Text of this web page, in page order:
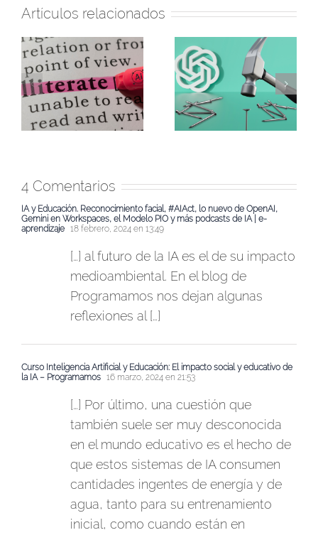
Artículos relacionados
ChatGPT para evaluar
el trabajo del
alumnado: ¿seguro
que es buena idea?
Con la IA generativa, la
fiebre del oro llegó a
la educación española
4 Comentarios
IA y Educación. Reconocimiento facial, #AIAct, lo nuevo de OpenAI,
Gemini en Workspaces, el Modelo PIO y más podcasts de IA | e-
aprendizaje 18 febrero, 2024 en 13:49
[…] al futuro de la IA es el de su impacto
medioambiental. En el blog de
Programamos nos dejan algunas
reflexiones al […]
Curso Inteligencia Artificial y Educación: El impacto social y educativo de
la IA – Programamos 16 marzo, 2024 en 21:53
[…] Por último, una cuestión que
también suele ser muy desconocida
en el mundo educativo es el hecho de
que estos sistemas de IA consumen
cantidades ingentes de energía y de
agua, tanto para su entrenamiento
inicial, como cuando están en